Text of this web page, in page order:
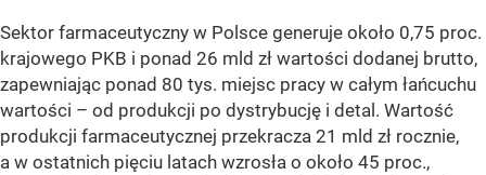
Sektor farmaceutyczny w Polsce generuje około 0,75 proc.
krajowego PKB i ponad 26 mld zł wartości dodanej brutto,
zapewniając ponad 80 tys. miejsc pracy w całym łańcuchu
wartości – od produkcji po dystrybucję i detal. Wartość
produkcji farmaceutycznej przekracza 21 mld zł rocznie,
a w ostatnich pięciu latach wzrosła o około 45 proc.,